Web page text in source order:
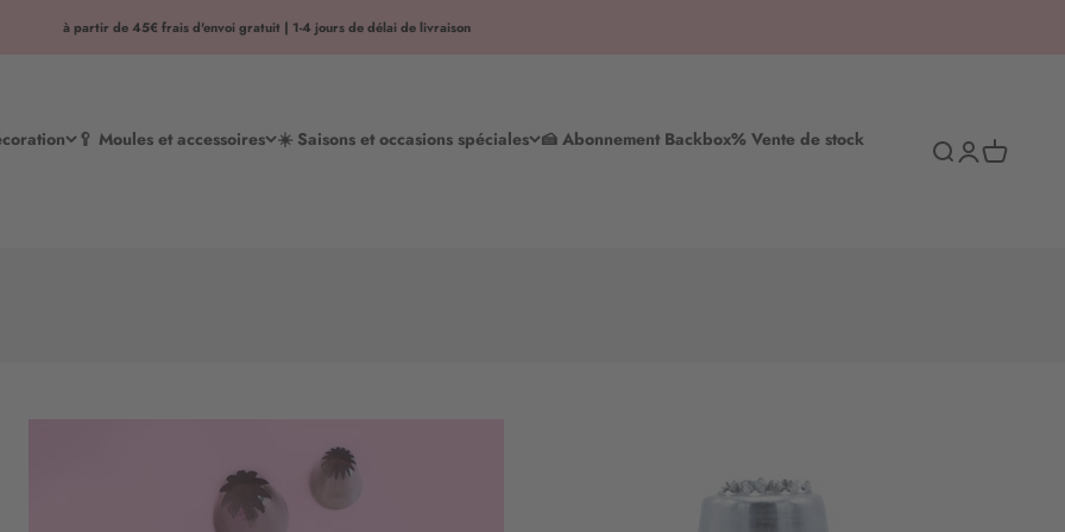
à partir de 45€ frais d'envoi gratuit | 1-4 jours de délai de livraison
🥄 Moules et accessoires ☀️ Saisons et occasions spéciales 🍰 Abonnement Backbox% Vente de stock
Recherche
S'inscrire
Panier